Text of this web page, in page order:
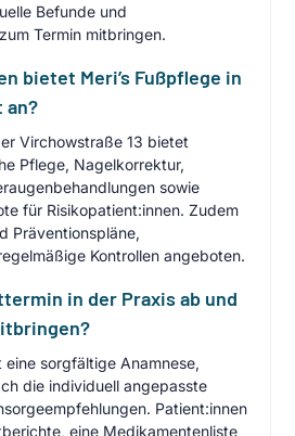
Befunde und
Termin mitbringen.
bietet Meri’s Fußpflege in
an?
Virchowstraße 13 bietet
Pflege, Nagelkorrektur,
sowie
für Risikopatient:innen. Zudem
Präventionspläne,
Kontrollen angeboten.
in der Praxis ab und
sorgfältige Anamnese,
die individuell angepasste
Patient:innen
eine Medikamentenliste